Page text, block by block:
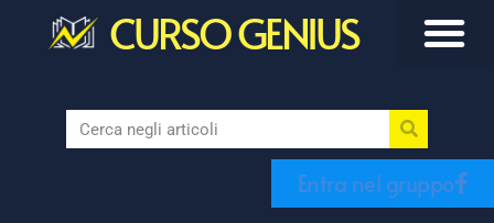
CURSO GENIUS
Entra nel gruppo